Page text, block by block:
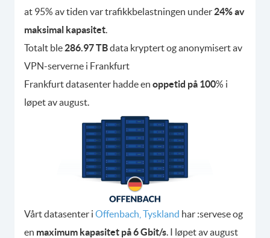
at 95% av tiden var trafikkbelastningen under 24% av
maksimal kapasitet.
Totalt ble 286.97 TBdata kryptert og anonymisert av
VPN-serverne i Frankfurt
Frankfurt datasenter hadde en oppetid på 100% i
løpet av august.
Vårt datasenter i Offenbach, Tyskland har :servese og
en maximum kapasitet på 6 Gbit/s. I løpet av august